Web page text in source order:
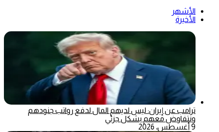
الأشهر
الأخيرة
ترامب عن إيران: ليس لديهم المال لدفع رواتب جنودهم
ونتفاوض معهم بشكل جزئي
9 أغسطس، 2026